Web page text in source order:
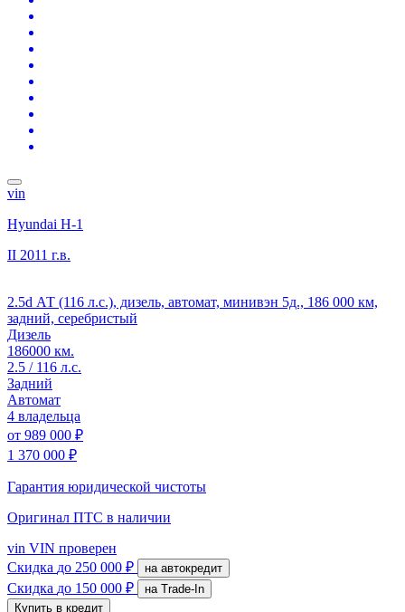
vin
Hyundai H-1
II 2011 г.в.
2.5d АТ (116 л.с.), дизель, автомат, минивэн 5д., 186 000 км,
задний, серебристый
Дизель
186000 км.
2.5 / 116 л.с.
Задний
Автомат
4 владельца
от 989 000 ₽
1 370 000 ₽
Гарантия юридической чистоты
Оригинал ПТС в наличии
vin VIN проверен
Скидка до 250 000 ₽ на автокредит
Скидка до 150 000 ₽
на Trade-In
Купить в кредит